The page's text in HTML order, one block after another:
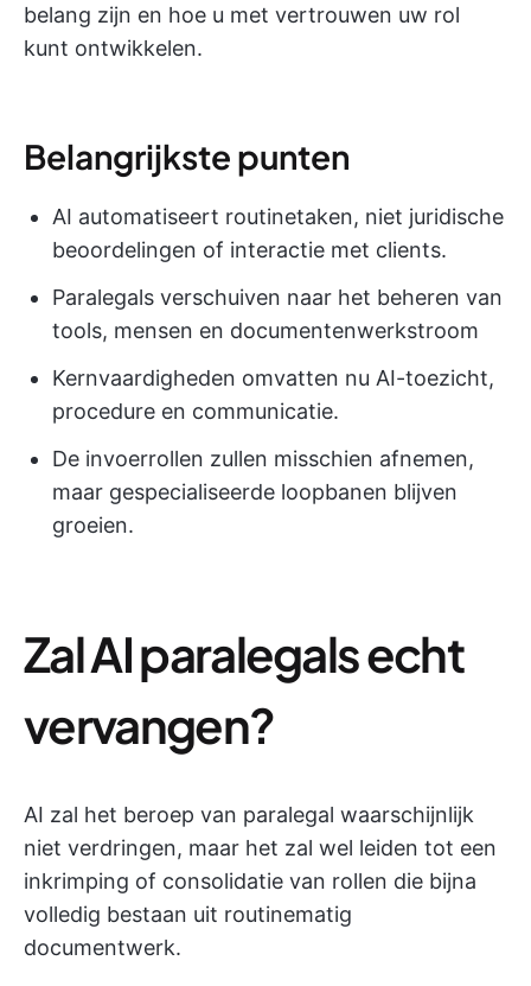
belang zijn en hoe u met vertrouwen uw rol
kunt ontwikkelen.
Belangrijkste punten
AI automatiseert routinetaken, niet juridische
beoordelingen of interactie met clients.
Paralegals verschuiven naar het beheren van
tools, mensen en documentenwerkstroom
Kernvaardigheden omvatten nu AI-toezicht,
procedure en communicatie.
De invoerrollen zullen misschien afnemen,
maar gespecialiseerde loopbanen blijven
groeien.
Zal AI paralegals echt
vervangen?
AI zal het beroep van paralegal waarschijnlijk
niet verdringen, maar het zal wel leiden tot een
inkrimping of consolidatie van rollen die bijna
volledig bestaan uit routinematig
documentwerk.